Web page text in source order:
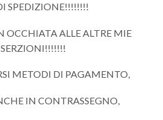
SPEDIZIONE!!!!!!!!
OCCHIATA ALLE ALTRE MIE
METODI DI PAGAMENTO,
IN CONTRASSEGNO,